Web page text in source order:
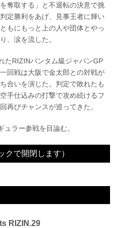
奪取する」と不退転の決意で挑
定勝利をあげ、見事王者に輝い
もにもっと上の人や団体とやっ
、涙を流した。
たRIZINバンタム級ジャパンGP
回戦は大阪で金太郎との対戦が
合いを演じた。判定で敗れたも
手仕込みの打撃で攻め続けるフ
再びチャンスが巡ってきた。
ラー参戦を目論む。
で開閉します）
RIZIN.29